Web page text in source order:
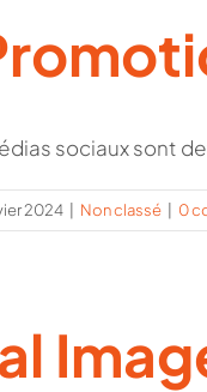
sociaux sont
2024 Non classé 0